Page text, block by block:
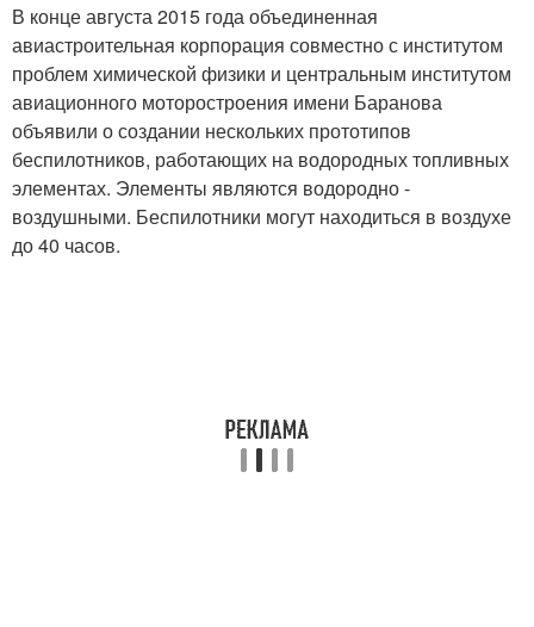
В конце августа 2015 года объединенная
авиастроительная корпорация совместно с институтом
проблем химической физики и центральным институтом
авиационного моторостроения имени Баранова
объявили о создании нескольких прототипов
беспилотников, работающих на водородных топливных
элементах. Элементы являются водородно -
воздушными. Беспилотники могут находиться в воздухе
до 40 часов.